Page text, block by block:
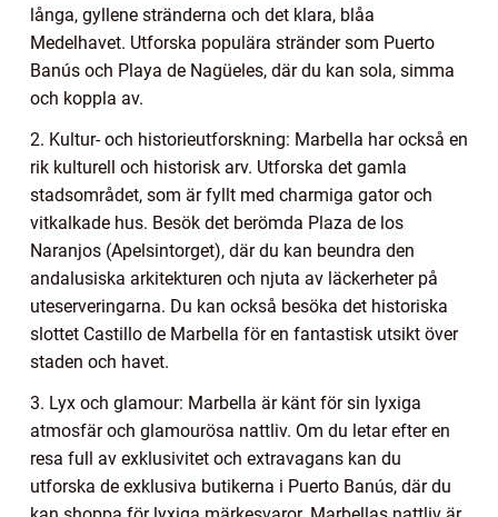
långa, gyllene stränderna och det klara, blåa
Medelhavet. Utforska populära stränder som Puerto
Banús och Playa de Nagüeles, där du kan sola, simma
och koppla av.
2. Kultur- och historieutforskning: Marbella har också en
rik kulturell och historisk arv. Utforska det gamla
stadsområdet, som är fyllt med charmiga gator och
vitkalkade hus. Besök det berömda Plaza de los
Naranjos (Apelsintorget), där du kan beundra den
andalusiska arkitekturen och njuta av läckerheter på
uteserveringarna. Du kan också besöka det historiska
slottet Castillo de Marbella för en fantastisk utsikt över
staden och havet.
3. Lyx och glamour: Marbella är känt för sin lyxiga
atmosfär och glamourösa nattliv. Om du letar efter en
resa full av exklusivitet och extravagans kan du
utforska de exklusiva butikerna i Puerto Banús, där du